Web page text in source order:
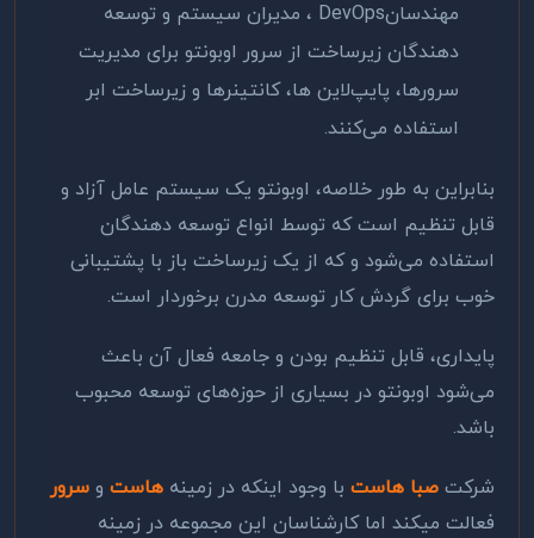
مهندسانDevOps ، مدیران سیستم و توسعه
دهندگان زیرساخت از سرور اوبونتو برای مدیریت
سرورها، پایپ‌لاین ها، کانتینرها و زیرساخت ابر
استفاده می‌کنند.
بنابراین به طور خلاصه، اوبونتو یک سیستم عامل آزاد و
قابل تنظیم است که توسط انواع توسعه دهندگان
استفاده می‌شود و که از یک زیرساخت باز با پشتیبانی
خوب برای گردش کار توسعه مدرن برخوردار است.
پایداری، قابل تنظیم بودن و جامعه فعال آن باعث
می‌شود اوبونتو در بسیاری از حوزه‌های توسعه محبوب
باشد.
شرکت صبا هاست با وجود اینکه در زمینه هاست و سرور
فعالت میکند اما کارشناسان این مجموعه در زمینه